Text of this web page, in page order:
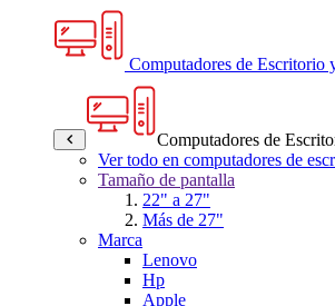
Computadores de Escritorio
Computadores de
Ver todo en computadores de
Tamaño de pantalla
22" a 27"
Más de 27"
Marca
Lenovo
Hp
Apple